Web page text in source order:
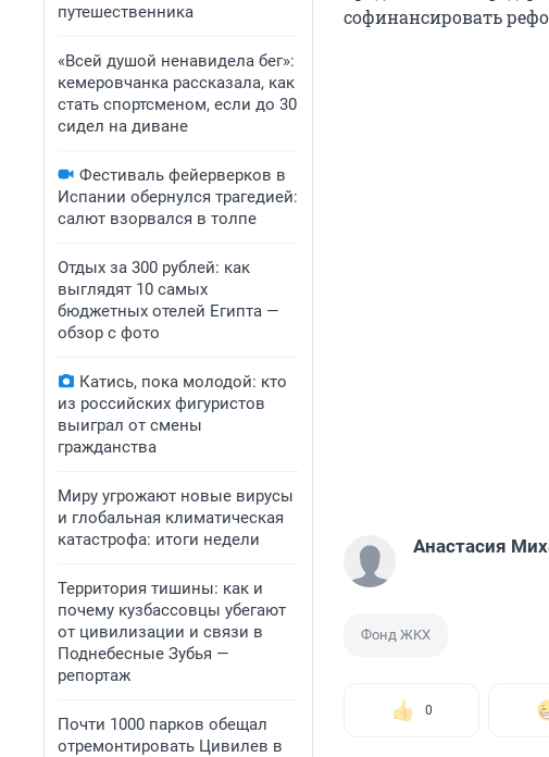
путешественника
«Всей душой ненавидела бег»:
кемеровчанка рассказала, как
стать спортсменом, если до 30
сидел на диване
Фестиваль фейерверков в
Испании обернулся трагедией:
салют взорвался в толпе
Отдых за 300 рублей: как
выглядят 10 самых
бюджетных отелей Египта —
обзор с фото
Катись, пока молодой: кто
из российских фигуристов
выиграл от смены
гражданства
Миру угрожают новые вирусы
и глобальная климатическая
катастрофа: итоги недели
Территория тишины: как и
почему кузбассовцы убегают
от цивилизации и связи в
Поднебесные Зубья —
репортаж
Почти 1000 парков обещал
отремонтировать Цивилев в
софинансировать
Анастасия
Фонд ЖКХ
0